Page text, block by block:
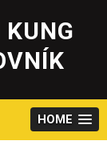
HOME